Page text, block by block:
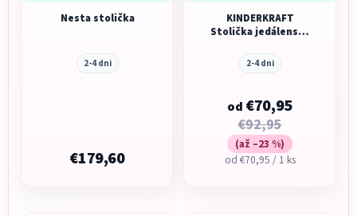
Nesta stolička
2-4 dni
€179,60
KINDERKRAFT
Stolička jedálenská
2-4 dni
od €70,95
€92,95
(až –23 %)
Jednotková
od €70,95 / 1 ks